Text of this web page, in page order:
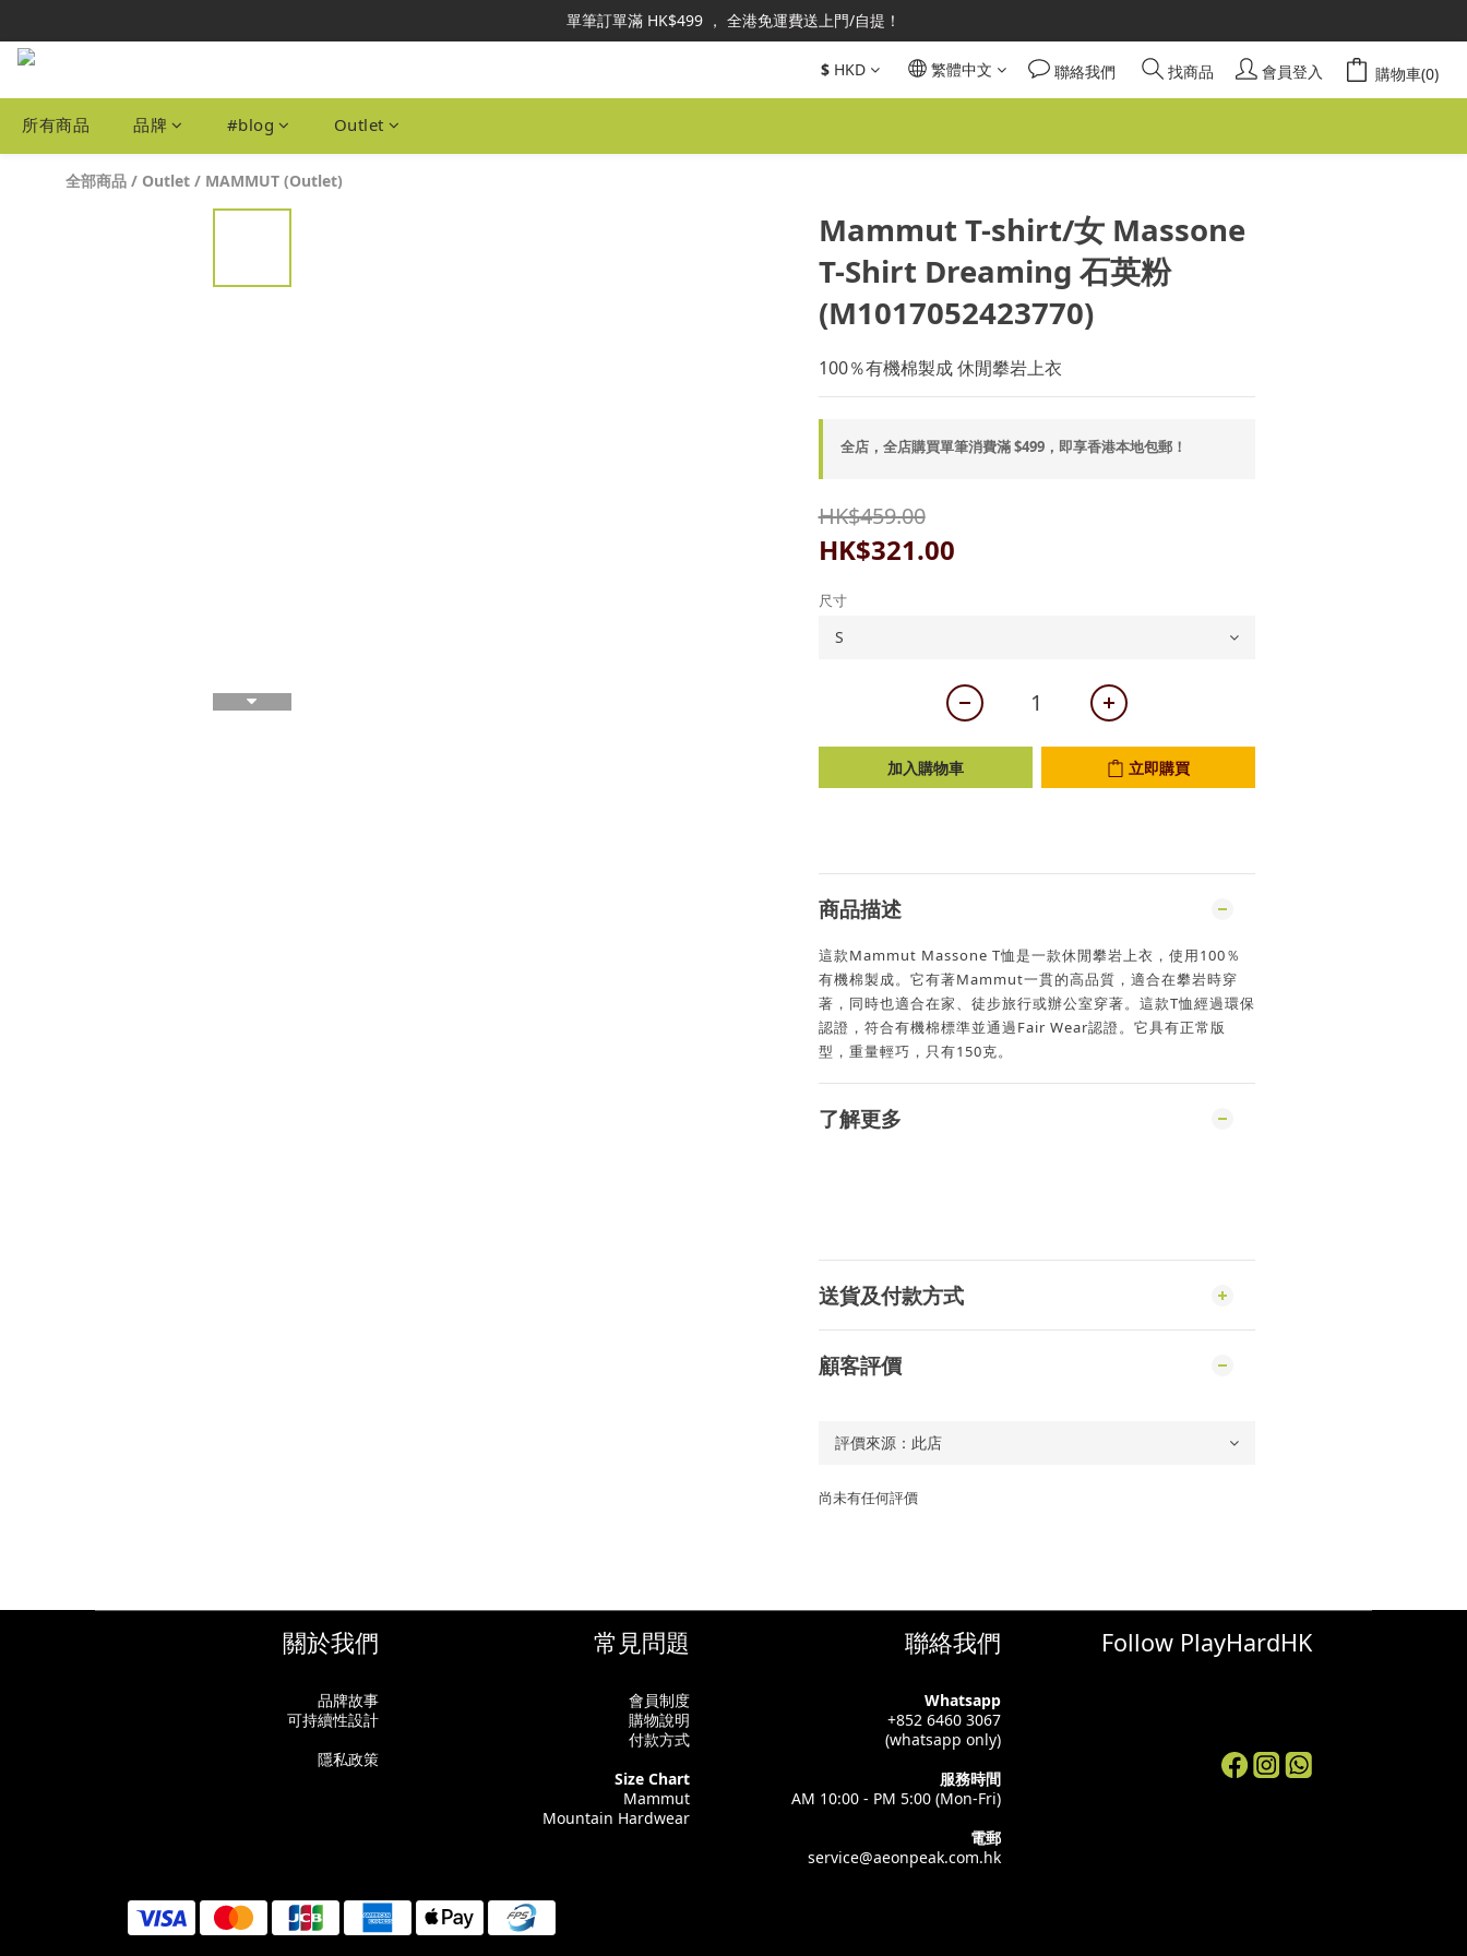
本網站為港澳地區指定總代理官方直營，全店商品均為正品正貨，並享售後服務，敬請安心選購。
單筆訂單滿 HK$499 ， 全港免運費送上門/自提！
自取或商品查詢：可於IG DM 或 WhatsApp 6460-3067 聯絡線上客服。謝謝！
本網站為港澳地區指定總代理官方直營，全店商品均為正品正貨，並享售後服務，敬請安心選購。
$ HKD 繁體中文 聯絡我們 找商品 會員登入 購物車(0)
所有商品 品牌 #blog Outlet
全部商品 / Outlet / MAMMUT (Outlet)
Mammut T-shirt/女 Massone
T-Shirt Dreaming 石英粉
(M1017052423770)
100％有機棉製成 休閒攀岩上衣
全店，全店購買單筆消費滿 $499，即享香港本地包郵！
HK$459.00
HK$321.00
尺寸
加入購物車 立即購買
商品描述
這款Mammut Massone T恤是一款休閒攀岩上衣，使用100％
有機棉製成。它有著Mammut一貫的高品質，適合在攀岩時穿
著，同時也適合在家、徒步旅行或辦公室穿著。這款T恤經過環保
認證，符合有機棉標準並通過Fair Wear認證。它具有正常版
型，重量輕巧，只有150克。
了解更多
送貨及付款方式
顧客評價
尚未有任何評價
關於我們
品牌故事
可持續性設計
隱私政策
常見問題
會員制度
購物說明
付款方式
Size Chart
Mammut
Mountain Hardwear
聯絡我們
Whatsapp
+852 6460 3067
(whatsapp only)
服務時間
AM 10:00 - PM 5:00 (Mon-Fri)
電郵
service@aeonpeak.com.hk
Follow PlayHardHK